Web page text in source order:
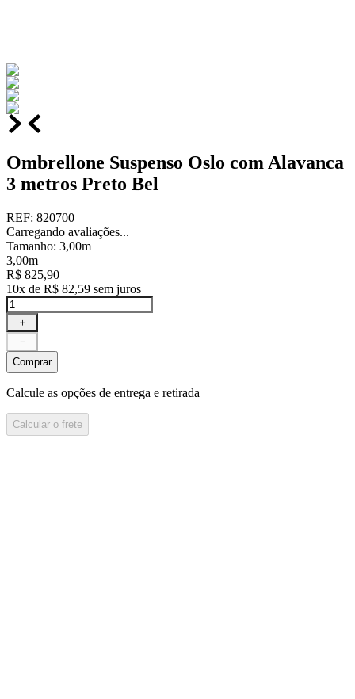
Ombrellone Suspenso Oslo com Alavanca
3 metros Preto Bel
REF: 820700
Carregando avaliações...
Tamanho: 3,00m
3,00m
R$ 825,90
10x de R$ 82,59 sem juros
＋
－
Comprar
Calcule as opções de entrega e retirada
Calcular o frete